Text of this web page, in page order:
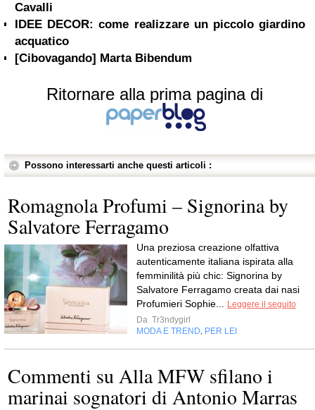
Cavalli
IDEE DECOR: come realizzare un piccolo giardino
acquatico
[Cibovagando] Marta Bibendum
Ritornare alla prima pagina di
Possono interessarti anche questi articoli :
Romagnola Profumi – Signorina by
Salvatore Ferragamo
Una preziosa creazione olfattiva
autenticamente italiana ispirata alla
femminilità più chic: Signorina by
Salvatore Ferragamo creata dai nasi
Profumieri Sophie...
Leggere il seguito
Da Tr3ndygirl
MODA E TREND
PER LEI
Commenti su Alla MFW sfilano i
marinai sognatori di Antonio Marras